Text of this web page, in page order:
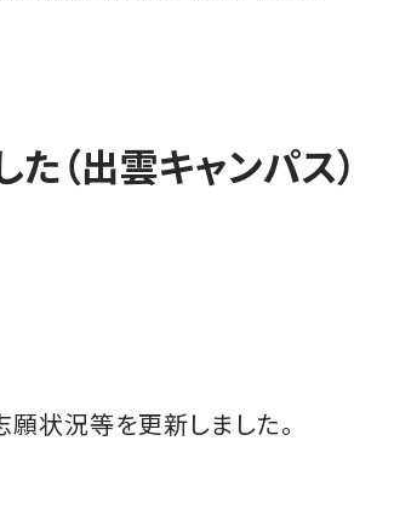
（出雲キャンパス）
状況等を更新しました。